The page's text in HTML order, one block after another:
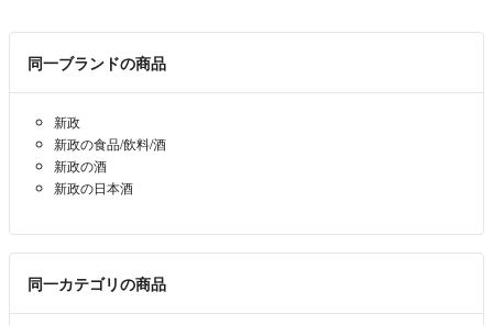
同一ブランドの商品
新政
新政の食品/飲料/酒
新政の酒
新政の日本酒
同一カテゴリの商品